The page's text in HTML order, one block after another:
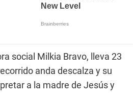
social Milkia Bravo, lleva 23
anda descalza y su
a la madre de Jesús y